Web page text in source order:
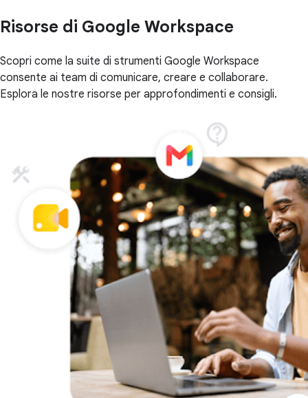
Risorse di Google Workspace
Scopri come la suite di strumenti Google Workspace
consente ai team di comunicare, creare e collaborare.
Esplora le nostre risorse per approfondimenti e consigli.